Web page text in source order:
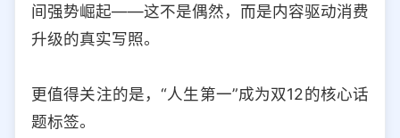
间强势崛起——这不是偶然，而是内容驱动消费
升级的真实写照。
更值得关注的是，“人生第一”成为双12的核心话
题标签。